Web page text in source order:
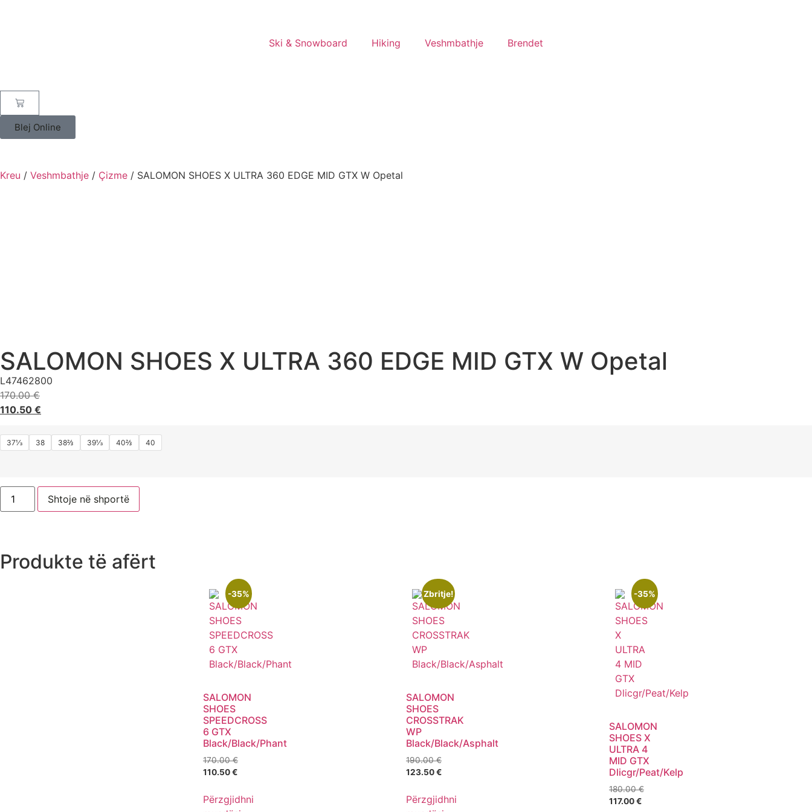
Ski & Snowboard Hiking Veshmbathje Brendet
Blej Online
Kreu / Veshmbathje / Çizme / SALOMON SHOES X ULTRA 360 EDGE MID GTX W Opetal
SALOMON SHOES X ULTRA 360 EDGE MID GTX W Opetal
L47462800
170.00€
110.50 €
37⅓ 38 38⅔ 39⅓ 40⅔ 40
Shtoje në shportë
Produkte të afërt
-35%
SALOMON
SHOES
SPEEDCROSS
6 GTX
Black/Black/Phant
170.00€
110.50€
Përzgjidhni
Zbritje!
SALOMON
SHOES
CROSSTRAK
WP
Black/Black/Asphalt
190.00€
123.50€
Përzgjidhni
-35%
SALOMON
SHOES X
ULTRA 4
MID GTX
Dlicgr/Peat/Kelp
180.00€
117.00€